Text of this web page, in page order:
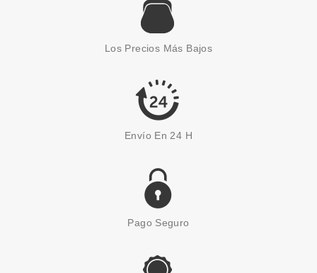
RALPH LAUREN
RALPH LAUREN ROMANCE
EDP 100 ML
82.90€
Los Precios Más Bajos
Envío En 24 H
Pago Seguro